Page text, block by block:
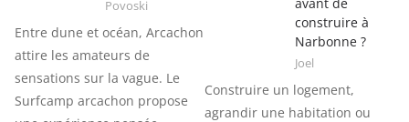
Povoski
Entre dune et océan, Arcachon
attire les amateurs de
sensations sur la vague. Le
Surfcamp arcachon propose
construire à
Narbonne ?
Joel
Construire un logement,
agrandir une habitation ou